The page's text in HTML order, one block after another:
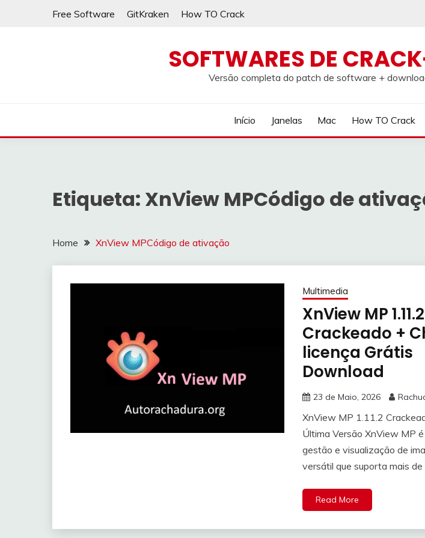
Free Software GitKraken How TO Crack
SOFTWARES DE
Versão completa do patch de software +
Início Janelas Mac How TO Crack
Etiqueta: XnView MPCódigo de
Home XnView MPCódigo de ativação
Multimedia
XnView MP 1.11.2
Crackeado +
licença Grátis
Download
23 de Maio, 2026
XnView MP 1.11.2
Última Versão XnView MP
gestão e visualização de
versátil que suporta mais de
Read More